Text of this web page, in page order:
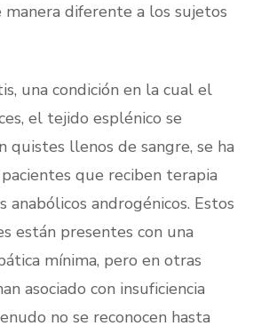
manera diferente a los sujetos
una condición en la cual el
el tejido esplénico se
quistes llenos de sangre, se ha
que reciben terapia
anabólicos androgénicos. Estos
están presentes con una
mínima, pero en otras
asociado con insuficiencia
no se reconocen hasta